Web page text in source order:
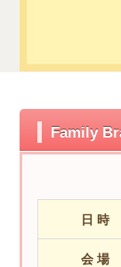
Family
日 時
会 場